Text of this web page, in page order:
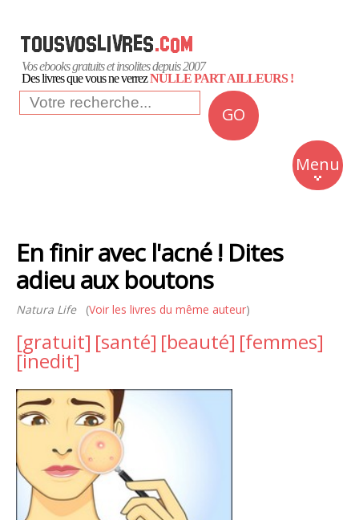
Vos ebooks gratuits et insolites depuis 2007
Des livres que vous ne verrezNULLE PART AILLEURS !
GO
Menu
Insolite
Business
Culture
En finir avec l'acné ! Dites
adieu aux boutons
Natura Life(Voir les livres du même auteur)
[gratuit] [santé] [beauté] [femmes]
[inedit]